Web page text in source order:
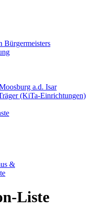
Bürgermeisters
a.d. Isar
(KiTa-Einrichtungen)
&
Liste